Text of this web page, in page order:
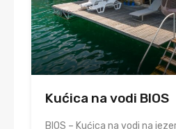
Kućica na vodi BIOS
BIOS – Kućica na vodi na